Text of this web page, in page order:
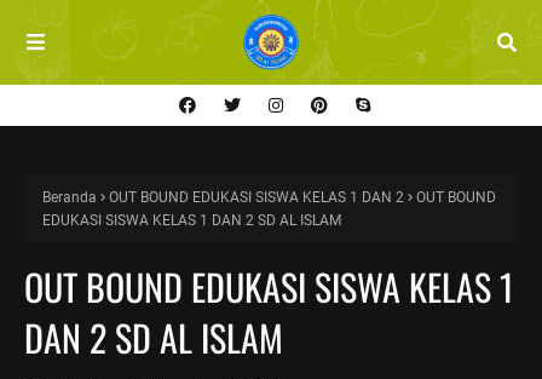
Beranda OUT BOUND EDUKASI SISWA KELAS 1 DAN 2
OUT BOUND
EDUKASI SISWA KELAS 1 DAN 2 SD AL ISLAM
OUT BOUND EDUKASI SISWA KELAS 1
DAN 2 SD AL ISLAM